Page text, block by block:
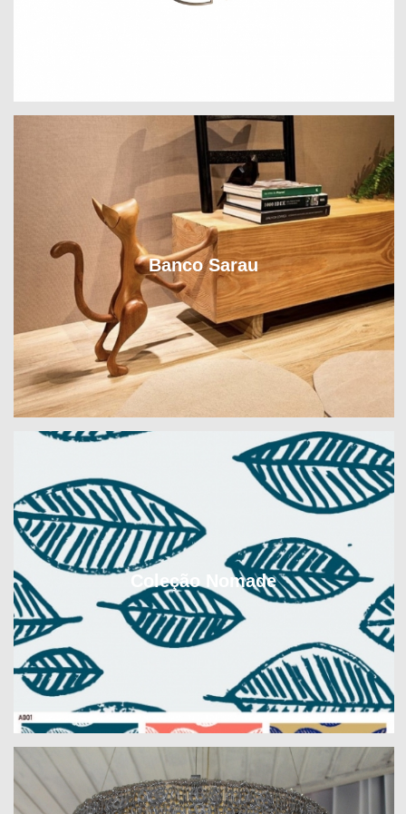
Banco Sarau
Coleção Nomade